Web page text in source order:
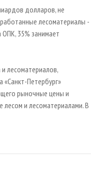
долларов, не
лесоматериалы -
35% занимает
лесоматериалов,
Петербург»
рыночные цены и
и лесоматериалами. В